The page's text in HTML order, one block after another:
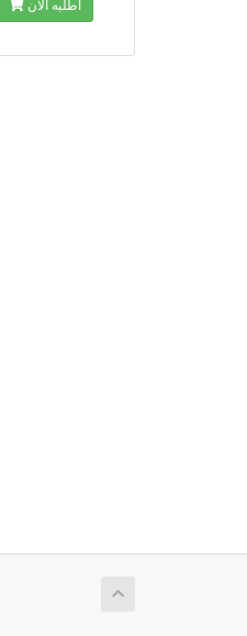
أطلبه الآن